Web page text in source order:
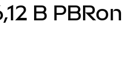
B PBRon